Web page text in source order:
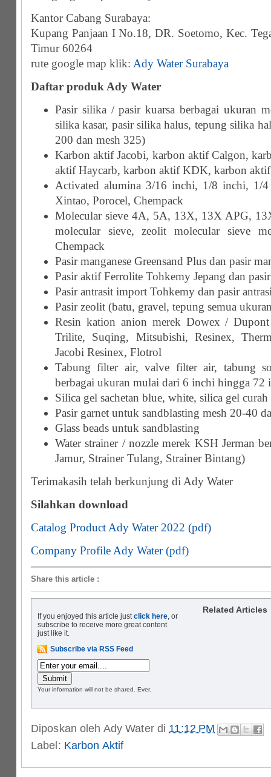
Kantor Cabang Surabaya:
Kupang Panjaan I No.18, DR. Soetomo, Kec.
Timur 60264
rute google map klik: Ady Water Surabaya
Daftar produk Ady Water
Pasir silika / pasir kuarsa berbagai ukuran
silika kasar, pasir silika halus, tepung silika
200 dan mesh 325)
Karbon aktif Jacobi, karbon aktif Calgon,
aktif Haycarb, karbon aktif KDK, karbon
Activated alumina 3/16 inchi, 1/8 inchi, 1/
Xintao, Porocel, Chempack
Molecular sieve 4A, 5A, 13X, 13X APG,
molecular sieve, zeolit molecular sieve
Chempack
Pasir manganese Greensand Plus dan pasir
Pasir aktif Ferrolite Tohkemy Jepang dan
Pasir antrasit import Tohkemy dan pasir
Pasir zeolit (batu, gravel, tepung semua
Resin kation anion merek Dowex /
Trilite, Suqing, Mitsubishi, Resinex,
Jacobi Resinex, Flotrol
Tabung filter air, valve filter air, tabung
berbagai ukuran mulai dari 6 inchi hingga 72
Silica gel sachetan blue, white, silica gel curah
Pasir garnet untuk sandblasting mesh 20-40
Glass beads untuk sandblasting
Water strainer / nozzle merek KSH Jerman
Jamur, Strainer Tulang, Strainer Bintang)
Terimakasih telah berkunjung di Ady Water
Silahkan download
Catalog Product Ady Water 2022 (pdf)
Company Profile Ady Water (pdf)
Share this article :
Related Articles
If you enjoyed this article justclick here, or
subscribe to receive more great content
just like it.
Subscribe via RSS Feed
Your information will not be shared. Ever.
Diposkan oleh Ady Water di 11:12 PM
Label: Karbon Aktif